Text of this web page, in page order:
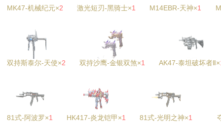
MK47-机械纪元×2 激光短刃-黑骑士×1 M14EBR-天神×1
双持斯泰尔-天使×2 双持沙鹰-金银双煞×1 AK47-泰坦破坏者Ⅱ×
81式-阿波罗×1 HK417-炎龙铠甲×1 81式-光明之神×1